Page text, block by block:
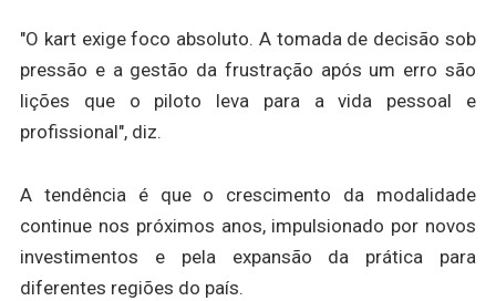
"O kart exige foco absoluto. A tomada de decisão sob
pressão e a gestão da frustração após um erro são
lições que o piloto leva para a vida pessoal e
profissional", diz.
A tendência é que o crescimento da modalidade
continue nos próximos anos, impulsionado por novos
investimentos e pela expansão da prática para
diferentes regiões do país.